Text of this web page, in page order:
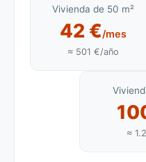
Vivienda de 50 m²
42 €/mes
≈ 501 €/año
≈